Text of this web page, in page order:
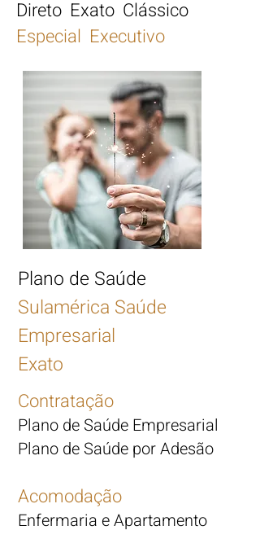
Direto Exato Clássico
Especial Executivo
Plano de Saúde
Sulamérica Saúde
Empresarial
Exato
Contratação
Plano de Saúde Empresarial
Plano de Saúde por Adesão
Acomodação
Enfermaria e Apartamento